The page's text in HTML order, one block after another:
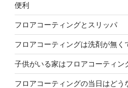
便利
フロアコーティングとスリッパ
フロアコーティングは洗剤が無く
子供がいる家はフロアコーティン
フロアコーティングの当日はどう